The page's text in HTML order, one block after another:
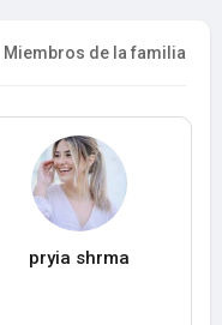
Miembros de la familia
pryia shrma